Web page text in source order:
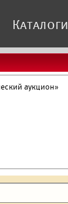
Каталоги
аукцион»